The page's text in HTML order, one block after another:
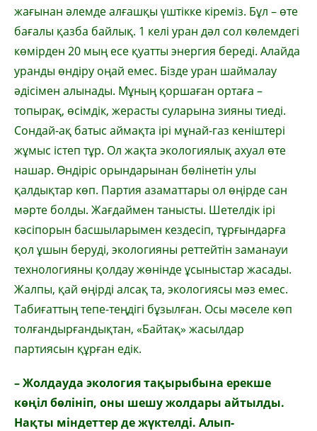
жағынан әлемде алғашқы үштікке кіреміз. Бұл – өте
бағалы қазба байлық. 1 келі уран дәл сол көлемдегі
көмірден 20 мың есе қуатты энергия береді. Алайда
уранды өндіру оңай емес. Бізде уран шаймалау
әдісімен алынады. Мұның қоршаған ортаға –
топырақ, өсімдік, жерасты суларына зияны тиеді.
Сондай-ақ батыс аймақта ірі мұнай-газ кеніштері
жұмыс істеп тұр. Ол жақта экологиялық ахуал өте
нашар. Өндіріс орындарынан бөлінетін улы
қалдықтар көп. Партия азаматтары ол өңірде сан
мәрте болды. Жағдаймен танысты. Шетелдік ірі
кәсіпорын басшыларымен кездесіп, тұрғындарға
қол ұшын беруді, экологияны реттейтін заманауи
технологияны қолдау жөнінде ұсыныстар жасады.
Жалпы, қай өңірді алсақ та, экологиясы мәз емес.
Табиғаттың тепе-теңдігі бұзылған. Осы мәселе көп
толғандырғандықтан, «Байтақ» жасылдар
партиясын құрған едік.
– Жолдауда экология тақырыбына ерекше
көңіл бөлініп, оны шешу жолдары айтылды.
Нақты міндеттер де жүктелді. Алып-